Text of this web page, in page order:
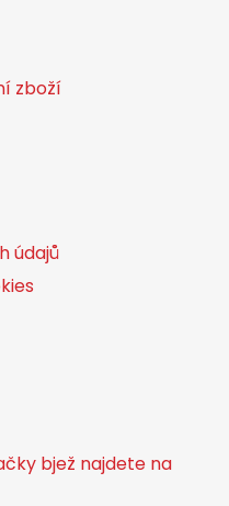
zboží
údajů
bjež najdete na